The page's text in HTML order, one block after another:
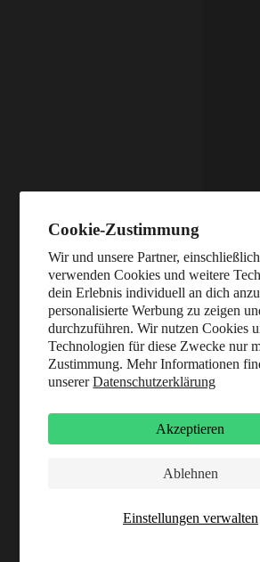
Cookie-Zustimmung
Wir und unsere Partner,
verwenden Cookies und weitere
dein Erlebnis individuell an dich
personalisierte Werbung zu zeigen
durchzuführen. Wir nutzen Cookies
Technologien für diese Zwecke nur
Zustimmung. Mehr Informationen
unsererDatenschutzerklärung
Einstellungen verwalten
Akzeptieren
Ablehnen
Bio
Kapseln)
Format
Angebot
13,49 €